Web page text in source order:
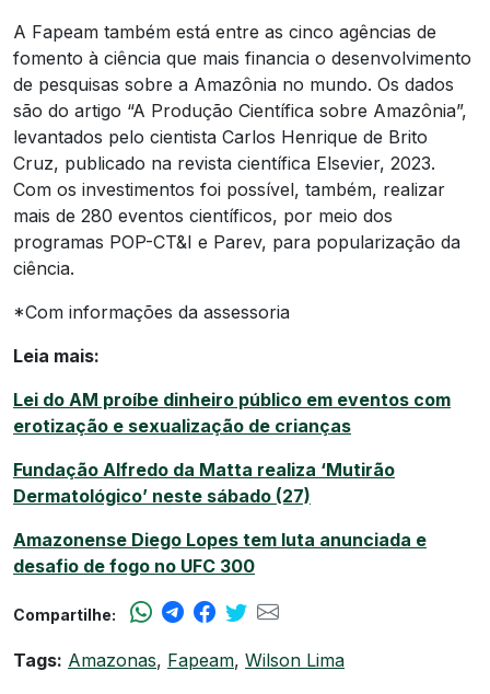
A Fapeam também está entre as cinco agências de
fomento à ciência que mais financia o desenvolvimento
de pesquisas sobre a Amazônia no mundo. Os dados
são do artigo “A Produção Científica sobre Amazônia”,
levantados pelo cientista Carlos Henrique de Brito
Cruz, publicado na revista científica Elsevier, 2023.
Com os investimentos foi possível, também, realizar
mais de 280 eventos científicos, por meio dos
programas POP-CT&I e Parev, para popularização da
ciência.
*Com informações da assessoria
Leia mais:
Lei do AM proíbe dinheiro público em eventos com
erotização e sexualização de crianças
Fundação Alfredo da Matta realiza ‘Mutirão
Dermatológico’ neste sábado (27)
Amazonense Diego Lopes tem luta anunciada e
desafio de fogo no UFC 300
Compartilhe:
Tags: Amazonas, Fapeam, Wilson Lima